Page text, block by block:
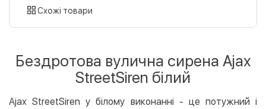
картою
LiqPay
Google Pay
Схожі товари
Бездротова вулична сирена Ajax
StreetSiren білий
Ajax StreetSiren у білому виконанні - це потужний і